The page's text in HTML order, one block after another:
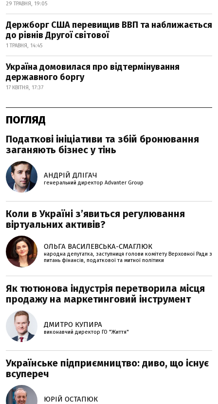
29 ТРАВНЯ, 19:05
Держборг США перевищив ВВП та наближається
до рівнів Другої світової
1 ТРАВНЯ, 14:45
Україна домовилася про відтермінування
державного боргу
17 КВІТНЯ, 17:37
ПОГЛЯД
Податкові ініціативи та збій бронювання
заганяють бізнес у тінь
АНДРІЙ ДЛІГАЧ
генеральний директор Advanter Group
Коли в Україні з’явиться регулювання
віртуальних активів?
ОЛЬГА ВАСИЛЕВСЬКА-СМАГЛЮК
народна депутатка, заступниця голови комітету Верховної Ради з
питань фінансів, податкової та митної політики
Як тютюнова індустрія перетворила місця
продажу на маркетинговий інструмент
ДМИТРО КУПИРА
виконавчий директор ГО "Життя"
Українське підприємництво: диво, що існує
всупереч
ЮРІЙ ОСТАПЮК